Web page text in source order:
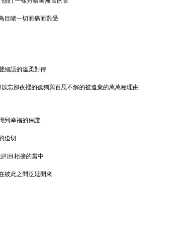
目睹一切而痛而難受
細語的溫柔對待
忘卻夜裡的孤獨與百思不解的被遺棄的萬萬種理由
到幸福的保證
迫切
目相接的當中
彼此之間泛延開來